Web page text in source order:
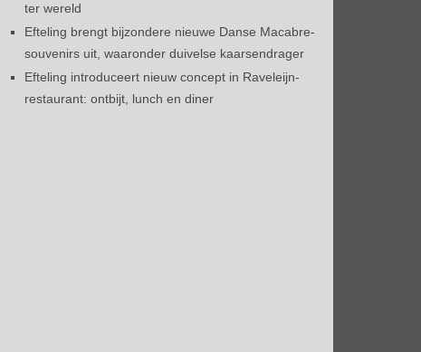
ter wereld
Efteling brengt bijzondere nieuwe Danse Macabre-
souvenirs uit, waaronder duivelse kaarsendrager
Efteling introduceert nieuw concept in Raveleijn-
restaurant: ontbijt, lunch en diner